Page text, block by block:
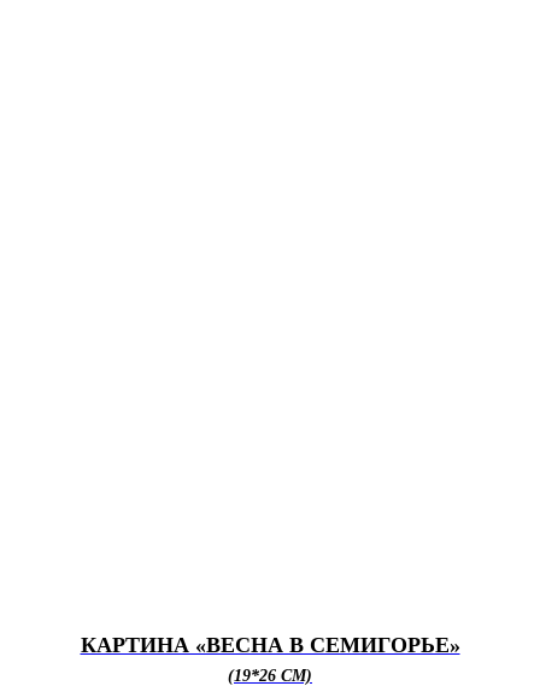
КАРТИНА «ВЕСНА В СЕМИГОРЬЕ»
(19*26 СМ)